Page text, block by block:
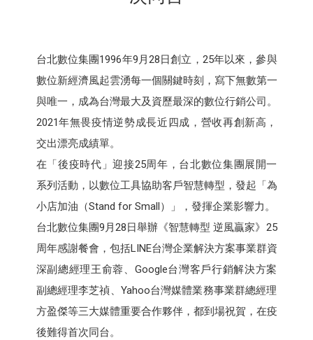
台北數位集團1996年9月28日創立，25年以來，參與
數位新經濟風起雲湧每一個關鍵時刻，寫下無數第一
與唯一，成為台灣最大及資歷最深的數位行銷公司。
2021年無畏疫情逆勢成長近四成，營收再創新高，
交出漂亮成績單。
在「後疫時代」迎接25周年，台北數位集團展開一
系列活動，以數位工具協助客戶智慧轉型，發起「為
小店加油（Stand for Small）」，發揮企業影響力。
台北數位集團9月28日舉辦《智慧轉型 逆風贏家》25
周年感謝餐會，包括LINE台灣企業解決方案事業群資
深副總經理王俞蓉、Google台灣客戶行銷解決方案
副總經理李芝禎、Yahoo台灣媒體業務事業群總經理
方盈傑等三大媒體重要合作夥伴，都到場祝賀，在疫
後難得首次同台。